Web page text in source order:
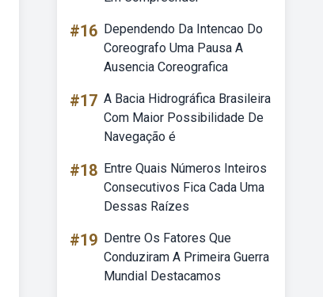
#16 Dependendo Da Intencao Do
Coreografo Uma Pausa A
Ausencia Coreografica
#17 A Bacia Hidrográfica Brasileira
Com Maior Possibilidade De
Navegação é
#18 Entre Quais Números Inteiros
Consecutivos Fica Cada Uma
Dessas Raízes
#19 Dentre Os Fatores Que
Conduziram A Primeira Guerra
Mundial Destacamos